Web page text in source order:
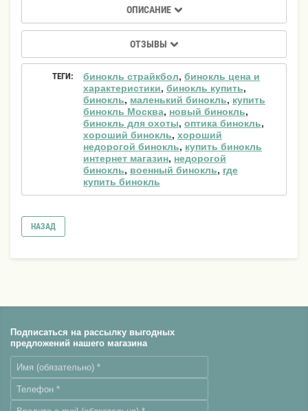
ОПИСАНИЕ
ОТЗЫВЫ
ТЕГИ: бинокль страйкбол, бинокль цена и
характеристики, бинокль купить,
бинокль, маленький бинокль, купить
бинокль Москва, новый бинокль,
бинокль для охоты, оптика бинокль,
хороший бинокль, хороший
недорогой бинокль, купить бинокль
интернет магазин, недорогой
бинокль, военный бинокль, где
купить бинокль
НАЗАД
Подписаться на рассылку выгодных
предложений нашего магазина